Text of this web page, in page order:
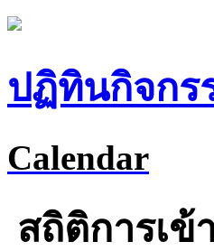
ปฏิทินกิจกร
Calendar
สถิติการเข้